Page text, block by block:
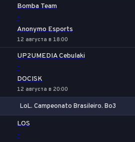
Bomba Team
-
Anonymo Esports
12 августа в 18:00
UP2UMEDIA Cebulaki
-
DOCISK
12 августа в 20:00
LoL. Campeonato Brasileiro. Bo3
LOS
-